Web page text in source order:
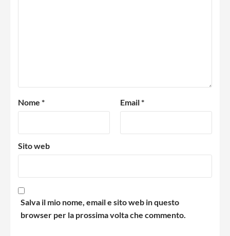
Nome * Email*
Sito web
Salva il mio nome, email e sito web in questo
browser per la prossima volta che commento.